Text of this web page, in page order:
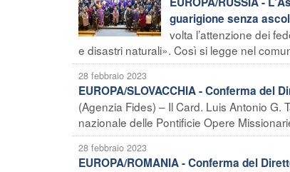
guarigione senza
volta l’attenzione dei
e disastri naturali». Così si legge nel
28 febbraio 2023
EUROPA/SLOVACCHIA - Conferma del
(Agenzia Fides) – Il Card. Luis Antonio G.
nazionale delle Pontificie Opere
28 febbraio 2023
EUROPA/ROMANIA - Conferma del